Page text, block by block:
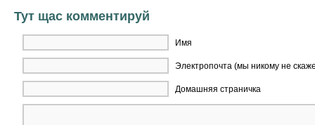
Тут щас комментируй
Имя
Электропочта (мы никому не
Домашняя страничка